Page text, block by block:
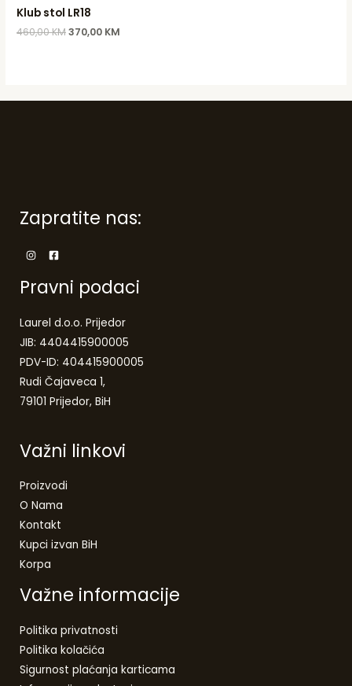
Klub stol LR18
460,00KM370,00 KM
Zapratite nas:
Pravni podaci
Laurel d.o.o. Prijedor
JIB: 4404415900005
PDV-ID: 404415900005
Rudi Čajaveca 1,
79101 Prijedor, BiH
Važni linkovi
Proizvodi
O Nama
Kontakt
Kupci izvan BiH
Korpa
Važne informacije
Politika privatnosti
Politika kolačića
Sigurnost plaćanja karticama